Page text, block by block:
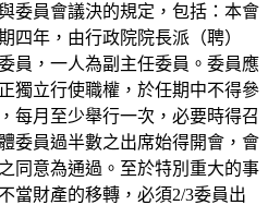
委員會議決的規定，包括：本會
四年，由行政院院長派（聘）
員，一人為副主任委員。委員應
獨立行使職權，於任期中不得參
每月至少舉行一次，必要時得召
委員過半數之出席始得開會，會
同意為通過。至於特別重大的事
當財產的移轉，必須2/3委員出